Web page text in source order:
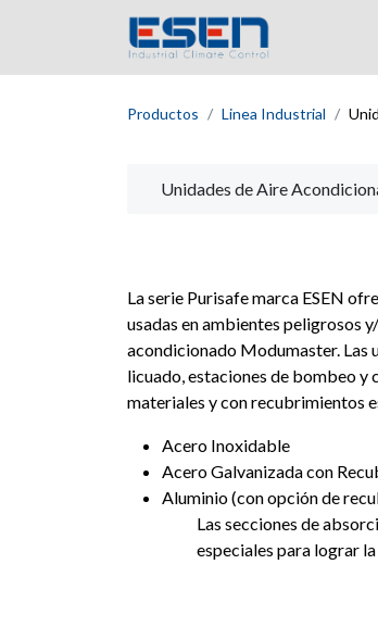
Productos Linea Industrial
Unidades de Aire
La serie Purisafe marca ESEN
usadas en ambientes peligrosos
acondicionado Modumaster. Las
licuado, estaciones de bombeo
materiales y con recubrimientos
Acero Inoxidable
Acero Galvanizada con
Aluminio (con opción de
Las secciones de
especiales para lograr